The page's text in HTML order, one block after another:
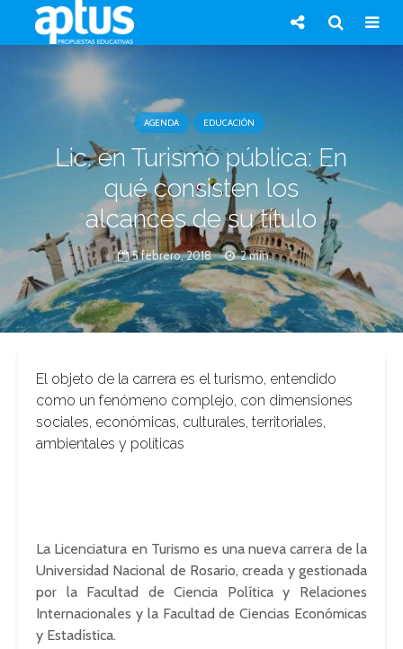
AGENDA EDUCACIÓN
Lic. en Turismo pública: En
qué consisten los
alcances de su título
5 febrero, 2018 2 min.
El objeto de la carrera es el turismo, entendido
como un fenómeno complejo, con dimensiones
sociales, económicas, culturales, territoriales,
ambientales y políticas
La Licenciatura en Turismo es una nueva carrera de la
Universidad Nacional de Rosario, creada y gestionada
por la Facultad de Ciencia Política y Relaciones
Internacionales y la Facultad de Ciencias Económicas
y Estadística.